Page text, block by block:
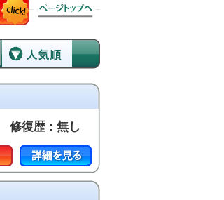
修復歴 : 無し